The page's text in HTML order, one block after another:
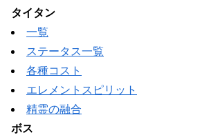
タイタン
一覧
ステータス一覧
各種コスト
エレメントスピリット
精霊の融合
ボス